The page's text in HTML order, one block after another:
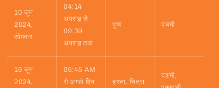
10 जून
2024,
सोमवार
04:14
अपराह्न से
09:39
अपराह्न तक
पुष्य पंचमी
16 जून
2024,
05:45 AM
से अगले दिन
हस्ता, चित्रा
दशमी,